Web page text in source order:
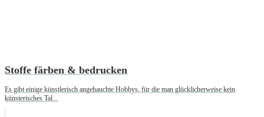
Stoffe färben & bedrucken
Es gibt einige künstlerisch angehauchte Hobbys, für die man glücklicherweise kein
künsterisches Tal...